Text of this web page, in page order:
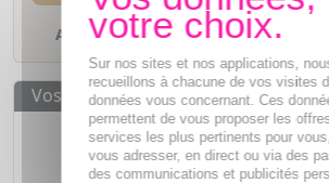
Ajouter à mes favoris
Vos avantages
Des prixIMBATTABLES
Paiement en ligneSÉCURISÉ
Sur nos sites et nos applications,
recueillons à chacune de vos visites
données vous concernant. Ces
permettent de vous proposer les
services les plus pertinents pour
vous adresser, en direct ou via des
des communications et publicités